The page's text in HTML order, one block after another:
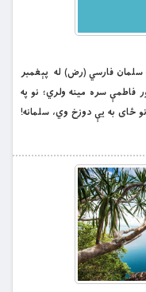
فارسي (رض) له پېغمبر
فاطمې سره مينه ولري؛ نو په
ځاى به يې دوزخ وي، سلمانه!